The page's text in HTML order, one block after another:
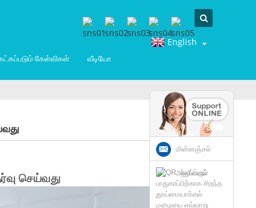
English
கேள்விகள் வீடியோ
செய்வது
மின்னஞ்சல்
அனுப்பவும்